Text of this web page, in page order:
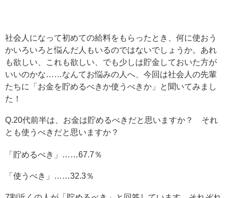
社会人になって初めての給料をもらったとき、何に使おう
かいろいろと悩んだ人もいるのではないでしょうか。あれ
も欲しい、これも欲しい、でも少しは貯金しておいた方が
いいのかな……なんてお悩みの人へ、今回は社会人の先輩
たちに「お金を貯めるべきか使うべきか」と聞いてみまし
た！
Q.20代前半は、お金は貯めるべきだと思いますか？ それ
とも使うべきだと思いますか？
「貯めるべき」……67.7％
「使うべき」……32.3％